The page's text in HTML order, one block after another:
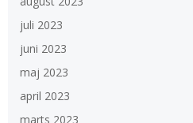
juli 2023
juni 2023
maj 2023
april 2023
marts 2023